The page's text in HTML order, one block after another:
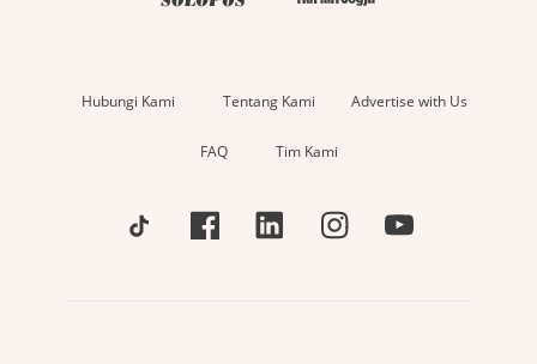
Hubungi Kami Tentang Kami Advertise with Us
FAQ Tim Kami